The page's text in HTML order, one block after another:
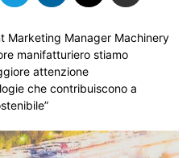
Marketing Manager Machinery
manifatturiero stiamo
attenzione
che contribuiscono a